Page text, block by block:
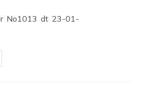
No1013 dt 23-01-